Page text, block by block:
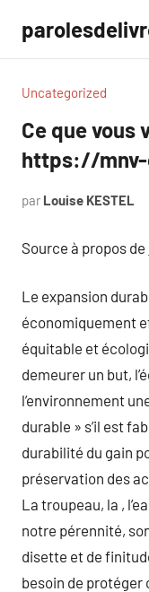
contenu
Uncategorized
Ce que vous
https://
par Louise KESTEL
Source à propos de
Le expansion
économiquement
équitable et
demeurer un but,
l’environnement
durable » s’il est
durabilité du gain
préservation des
La troupeau, la ,
notre pérennité,
disette et de
besoin de protéger